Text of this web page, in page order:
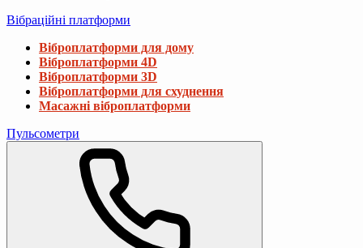
Вібраційні платформи
Віброплатформи для дому
Віброплатформи 4D
Віброплатформи 3D
Віброплатформи для схуднення
Масажні віброплатформи
Пульсометри